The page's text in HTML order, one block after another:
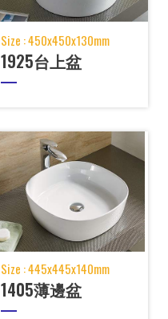
Size : 450x450x130mm
1925台上盆
Size : 445x445x140mm
1405薄邊盆